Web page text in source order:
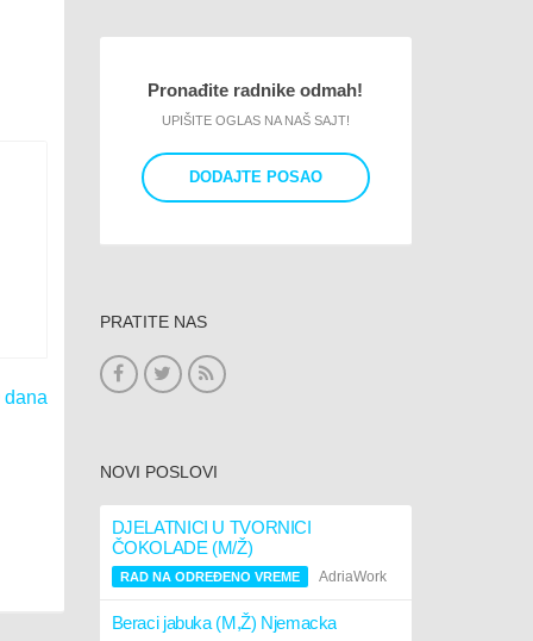
dana
Pronađite radnike odmah!
UPIŠITE OGLAS NA NAŠ SAJT!
DODAJTE POSAO
PRATITE NAS
NOVI POSLOVI
DJELATNICI U TVORNICI
ČOKOLADE (M/Ž)
RAD NA ODREĐENO VREME AdriaWork
Beraci jabuka (M,Ž) Njemacka